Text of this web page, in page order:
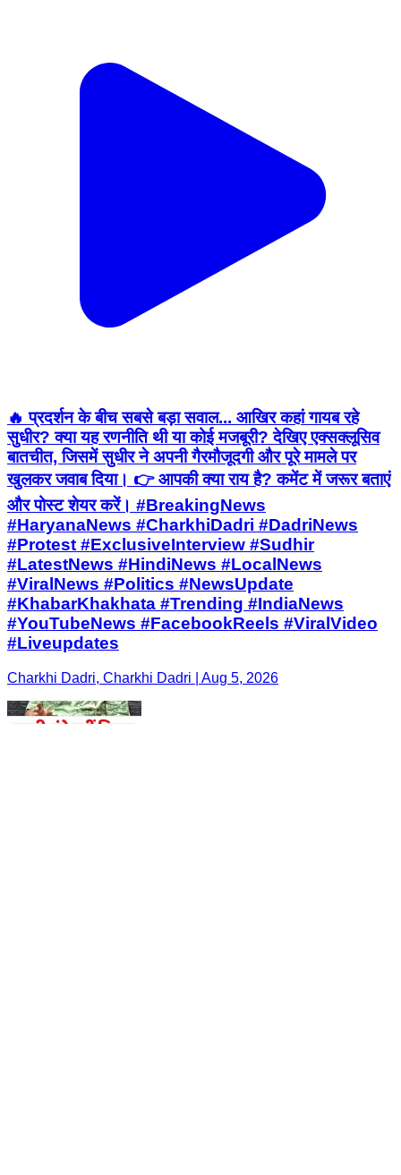
🔥 प्रदर्शन के बीच सबसे बड़ा सवाल... आखिर कहां गायब रहे
सुधीर? क्या यह रणनीति थी या कोई मजबूरी? देखिए एक्सक्लूसिव
बातचीत, जिसमें सुधीर ने अपनी गैरमौजूदगी और पूरे मामले पर
खुलकर जवाब दिया। 👉 आपकी क्या राय है? कमेंट में जरूर बताएं
और पोस्ट शेयर करें। #BreakingNews
#HaryanaNews #CharkhiDadri #DadriNews
#Protest #ExclusiveInterview #Sudhir
#LatestNews #HindiNews #LocalNews
#ViralNews #Politics #NewsUpdate
#KhabarKhakhata #Trending #IndiaNews
#YouTubeNews #FacebookReels #ViralVideo
#Liveupdates
Charkhi Dadri, Charkhi Dadri | Aug 5, 2026